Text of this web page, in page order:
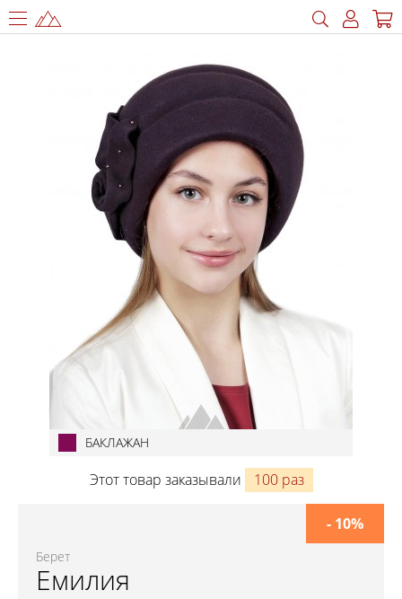
БАКЛАЖАН
Этот товар заказывали 100 раз
Берет
Емилия
- 10%